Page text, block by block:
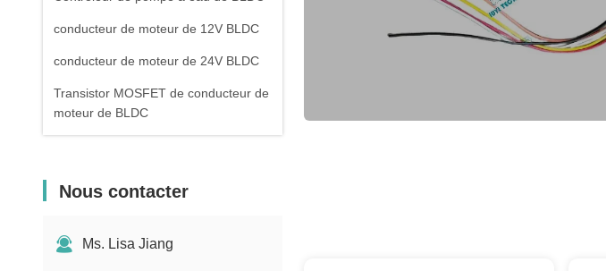
conducteur de moteur de 12V BLDC
conducteur de moteur de 24V BLDC
Transistor MOSFET de conducteur de
moteur de BLDC
Nous contacter
Ms. Lisa Jiang